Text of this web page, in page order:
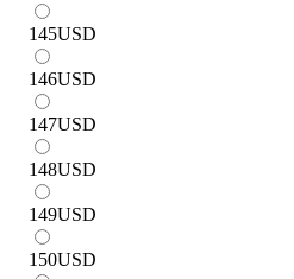
145USD
146USD
147USD
148USD
149USD
150USD